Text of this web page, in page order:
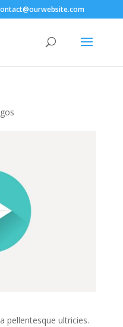
pellentesque ultricies.